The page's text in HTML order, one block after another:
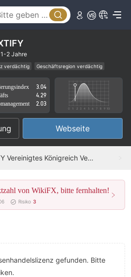
1-2 Jahre
verdächtig
Geschäftsregion verdächtig
potenzielles Risiko
3.04
4.29
2.03
Webseite
DEXTIFY Vereinigtes Königreich Verifiziert: Keine physische Präsenz gefunden
von WikiFX, bitte fernhalten!
Risiko 3
gefunden. Bitte